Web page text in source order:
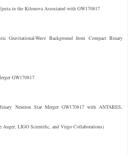
in the Kilonova Associated with GW170817
Gravitational-Wave Background from Compact Binary
GW170817
Neutron Star Merger GW170817 with ANTARES,
Auger, LIGO Scientific, and Virgo Collaborations)